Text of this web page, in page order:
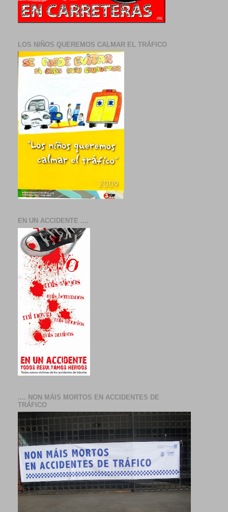
LOS NIÑOS QUEREMOS CALMAR EL TRÁFICO
EN UN ACCIDENTE ....
.... NON MÁIS MORTOS EN ACCIDENTES DE
TRÁFICO